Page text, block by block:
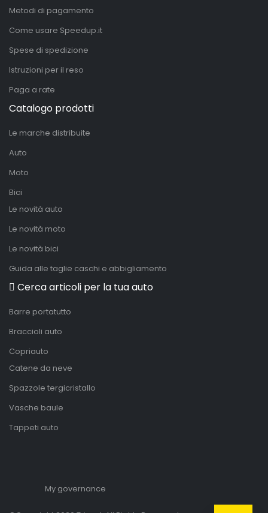
Metodi di pagamento
Come usare Speedup.it
Spese di spedizione
Istruzioni per il reso
Paga a rate
Catalogo prodotti
Le marche distribuite
Auto
Moto
Bici
Le novità auto
Le novità moto
Le novità bici
Guida alle taglie caschi e abbigliamento
Cerca articoli per la tua auto
Barre portatutto
Braccioli auto
Copriauto
Catene da neve
Spazzole tergicristallo
Vasche baule
Tappeti auto
My governance